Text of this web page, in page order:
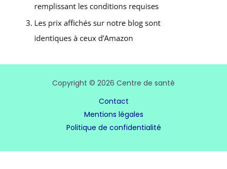
Copyright © 2026 Centre de santé
Contact
Mentions légales
Politique de confidentialité